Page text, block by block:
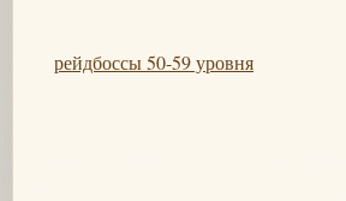
рейдбоссы 50-59 уровня